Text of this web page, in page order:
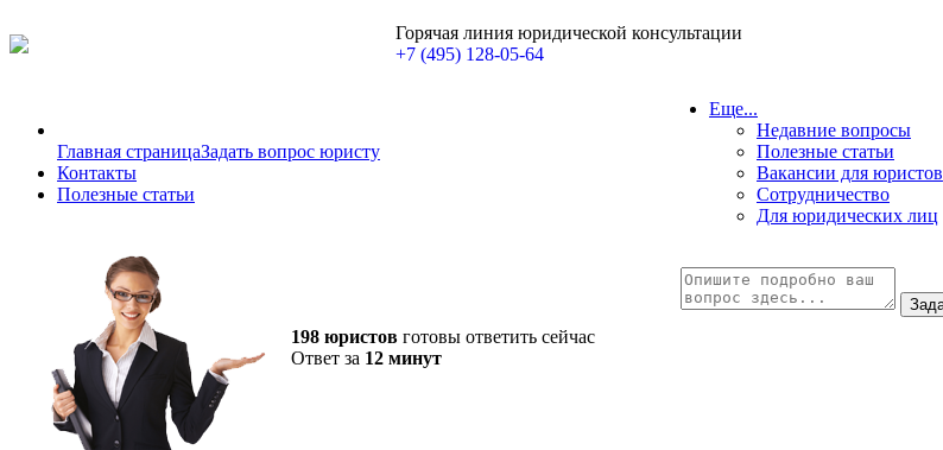
Горячая линия юридической консультации
+7 (495) 128-05-64
Главная страницаЗадать вопрос юристу
Контакты
Полезные статьи
Еще...
Недавние вопросы
Полезные статьи
Вакансии для юристов
Сотрудничество
Для юридических лиц
198 юристов готовы ответить сейчас
Ответ за 12 минут